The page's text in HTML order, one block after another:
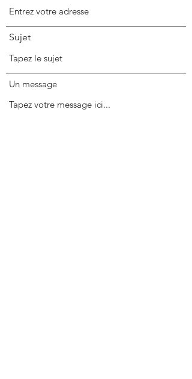
Sujet
Un message